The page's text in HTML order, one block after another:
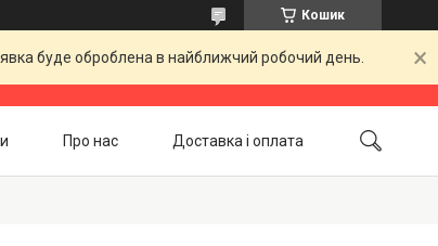
Кошик
буде оброблена в найближчий робочий день.
Про нас Доставка і оплата